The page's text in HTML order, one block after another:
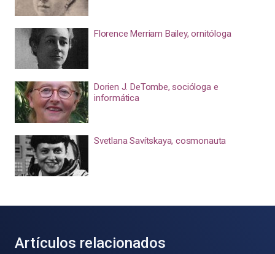
Florence Merriam Bailey, ornitóloga
Dorien J. DeTombe, socióloga e
informática
Svetlana Savítskaya, cosmonauta
Artículos relacionados